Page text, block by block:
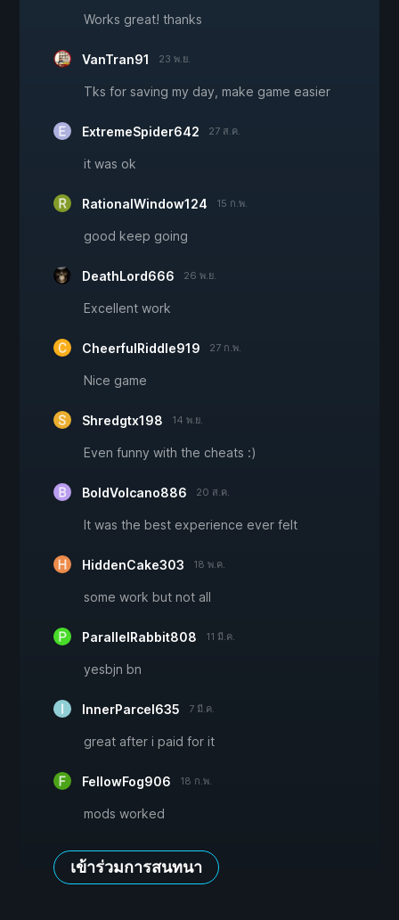
Works great! thanks
VanTran91 23 พ.ย.
Tks for saving my day, make game easier
ExtremeSpider642 27 ส.ค.
it was ok
RationalWindow124 15 ก.พ.
good keep going
DeathLord666 26 พ.ย.
Excellent work
CheerfulRiddle919 27 ก.พ.
Nice game
Shredgtx198 14 พ.ย.
Even funny with the cheats :)
BoldVolcano886 20 ส.ค.
It was the best experience ever felt
HiddenCake303 18 พ.ค.
some work but not all
ParallelRabbit808 11 มี.ค.
yesbjn bn
InnerParcel635 7 มี.ค.
great after i paid for it
FellowFog906 18 ก.พ.
mods worked
เข้าร่วมการสนทนา